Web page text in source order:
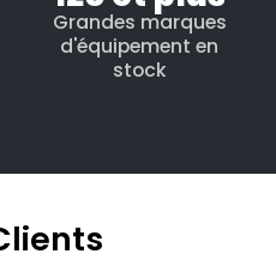
Grandes marques
d'équipement en
stock